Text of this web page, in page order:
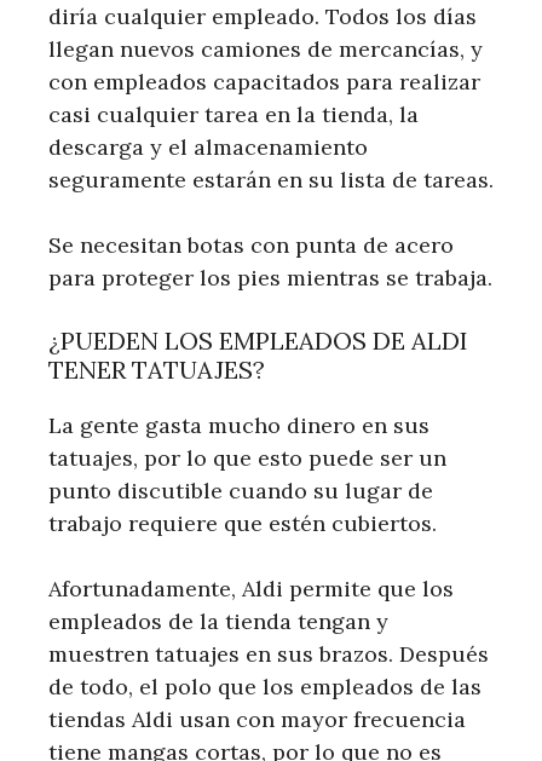
diría cualquier empleado. Todos los días
llegan nuevos camiones de mercancías, y
con empleados capacitados para realizar
casi cualquier tarea en la tienda, la
descarga y el almacenamiento
seguramente estarán en su lista de tareas.
Se necesitan botas con punta de acero
para proteger los pies mientras se trabaja.
¿PUEDEN LOS EMPLEADOS DE ALDI
TENER TATUAJES?
La gente gasta mucho dinero en sus
tatuajes, por lo que esto puede ser un
punto discutible cuando su lugar de
trabajo requiere que estén cubiertos.
Afortunadamente, Aldi permite que los
empleados de la tienda tengan y
muestren tatuajes en sus brazos. Después
de todo, el polo que los empleados de las
tiendas Aldi usan con mayor frecuencia
tiene mangas cortas, por lo que no es